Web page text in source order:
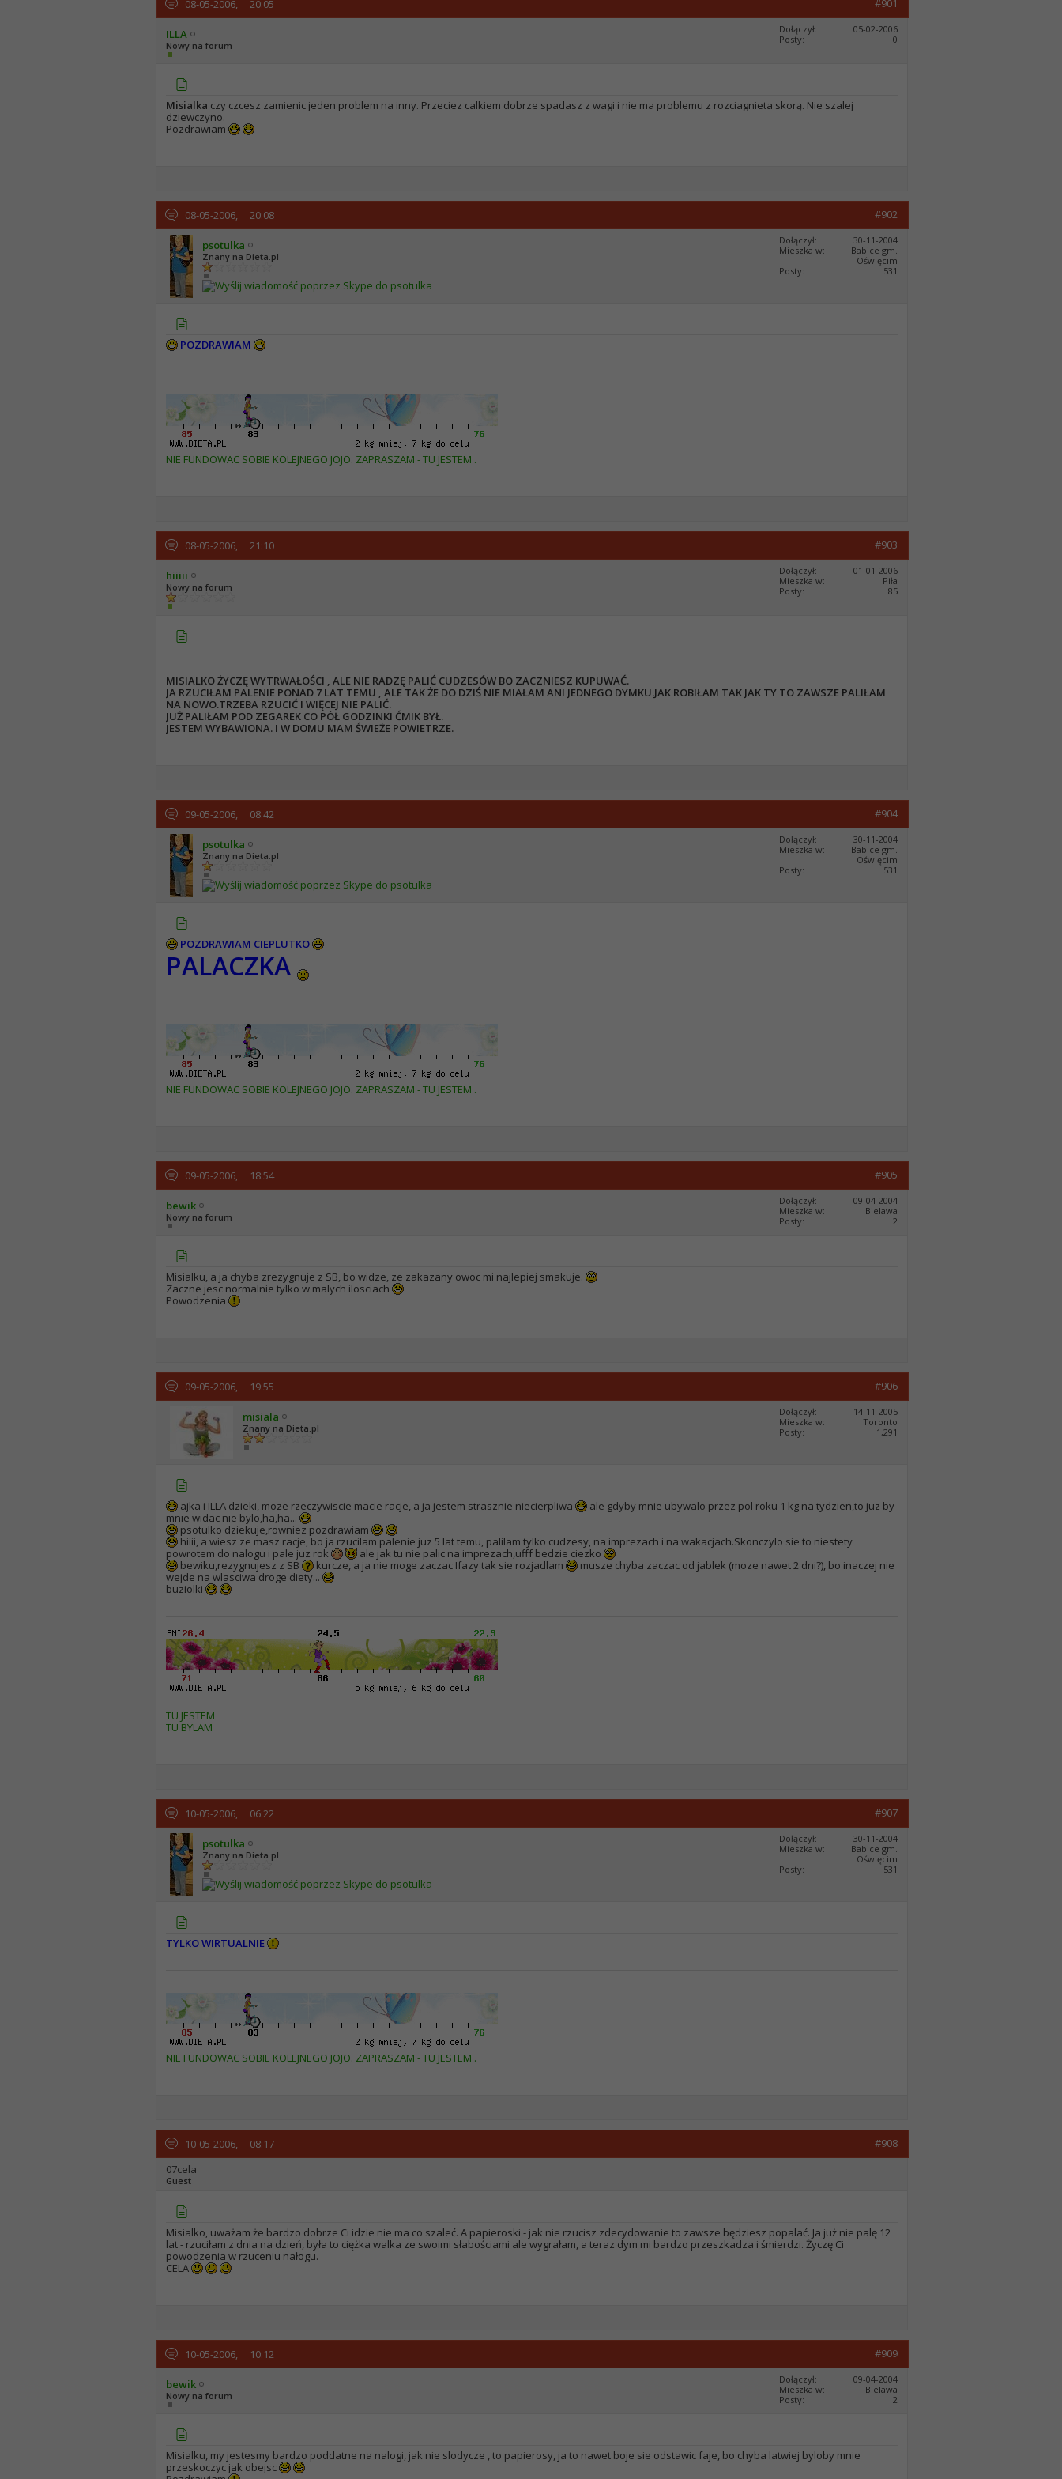
08-05-2006, 20:05 #901
ILLA
Nowy na forum
Dołączył
05-02-2006
Posty
0
Misialka czy czcesz zamienic jeden problem na inny. Przeciez calkiem dobrze spadasz z wagi i nie ma problemu z rozciagnieta skorą. Nie szalej
dziewczyno.
Pozdrawiam
08-05-2006, 20:08 #902
psotulka
Znany na Dieta.pl
Dołączył
30-11-2004
Mieszka w
Babice gm.
Oświęcim
Posty
531
POZDRAWIAM
NIE FUNDOWAC SOBIE KOLEJNEGO JOJO. ZAPRASZAM - TU JESTEM .
08-05-2006, 21:10 #903
hiiiii
Nowy na forum
Dołączył
01-01-2006
Mieszka w
Piła
Posty
85
MISIALKO ŻYCZĘ WYTRWAŁOŚCI , ALE NIE RADZĘ PALIĆ CUDZESÓW BO ZACZNIESZ KUPUWAĆ.
JA RZUCIŁAM PALENIE PONAD 7 LAT TEMU , ALE TAK ŻE DO DZIŚ NIE MIAŁAM ANI JEDNEGO DYMKU.JAK ROBIŁAM TAK JAK TY TO ZAWSZE PALIŁAM
NA NOWO.TRZEBA RZUCIĆ I WIĘCEJ NIE PALIĆ.
JUŻ PALIŁAM POD ZEGAREK CO PÓŁ GODZINKI ĆMIK BYŁ.
JESTEM WYBAWIONA. I W DOMU MAM ŚWIEŻE POWIETRZE.
09-05-2006, 08:42 #904
psotulka
Znany na Dieta.pl
Dołączył
30-11-2004
Mieszka w
Babice gm.
Oświęcim
Posty
531
POZDRAWIAM CIEPLUTKO
PALACZKA
NIE FUNDOWAC SOBIE KOLEJNEGO JOJO. ZAPRASZAM - TU JESTEM .
09-05-2006, 18:54 #905
bewik
Nowy na forum
Dołączył
09-04-2004
Mieszka w
Bielawa
Posty
2
Misialku, a ja chyba zrezygnuje z SB, bo widze, ze zakazany owoc mi najlepiej smakuje.
Zaczne jesc normalnie tylko w malych ilosciach
Powodzenia
09-05-2006, 19:55 #906
misiala
Znany na Dieta.pl
Dołączył
14-11-2005
Mieszka w
Toronto
Posty
1,291
ajka i ILLA dzieki, moze rzeczywiscie macie racje, a ja jestem strasznie niecierpliwa
ale gdyby mnie ubywalo przez pol roku 1 kg na tydzien,to juz by
mnie widac nie bylo,ha,ha...
psotulko dziekuje,rowniez pozdrawiam
hiiii, a wiesz ze masz racje, bo ja rzucilam palenie juz 5 lat temu, palilam tylko cudzesy, na imprezach i na wakacjach.Skonczylo sie to niestety
powrotem do nalogu i pale juz rok
ale jak tu nie palic na imprezach,ufff bedzie ciezko
bewiku,rezygnujesz z SB
kurcze, a ja nie moge zaczac Ifazy tak sie rozjadlam
musze chyba zaczac od jablek (moze nawet 2 dni?), bo inaczej nie
wejde na wlasciwa droge diety...
buziolki
TU JESTEM
TU BYLAM
10-05-2006, 06:22 #907
psotulka
Znany na Dieta.pl
Dołączył
30-11-2004
Mieszka w
Babice gm.
Oświęcim
Posty
531
TYLKO WIRTUALNIE
NIE FUNDOWAC SOBIE KOLEJNEGO JOJO. ZAPRASZAM - TU JESTEM .
10-05-2006, 08:17
#908
07cela
Guest
Misialko, uważam że bardzo dobrze Ci idzie nie ma co szaleć. A papieroski - jak nie rzucisz zdecydowanie to zawsze będziesz popalać. Ja już nie palę 12
lat - rzuciłam z dnia na dzień, była to ciężka walka ze swoimi słabościami ale wygrałam, a teraz dym mi bardzo przeszkadza i śmierdzi. Życzę Ci
powodzenia w rzuceniu nałogu.
CELA
10-05-2006, 10:12 #909
bewik
Nowy na forum
Dołączył
09-04-2004
Mieszka w
Bielawa
Posty
2
Misialku, my jestesmy bardzo poddatne na nalogi, jak nie slodycze , to papierosy, ja to nawet boje sie odstawic faje, bo chyba latwiej byloby mnie
przeskoczyc jak obejsc